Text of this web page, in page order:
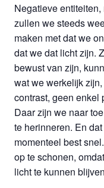
Negatieve
zullen we steeds
maken met dat we
dat we dat licht zijn.
bewust van zijn,
wat we werkelijk
contrast, geen enkel
Daar zijn we naar
te herinneren. En
momenteel best
op te schonen,
licht te kunnen